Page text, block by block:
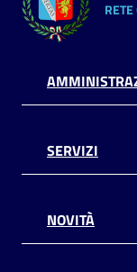
SERVIZI
NOVITÀ